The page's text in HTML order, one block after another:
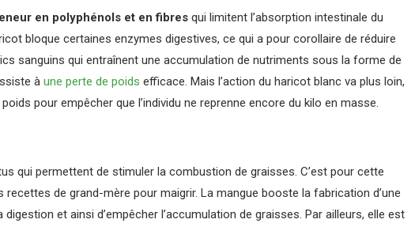
en polyphénols et en fibres qui limitent l’absorption intestinale du
bloque certaines enzymes digestives, ce qui a pour corollaire de réduire
sanguins qui entraînent une accumulation de nutriments sous la forme de
à une perte de poids efficace. Mais l’action du haricot blanc va plus loin,
pour empêcher que l’individu ne reprenne encore du kilo en masse.
qui permettent de stimuler la combustion de graisses. C’est pour cette
recettes de grand-mère pour maigrir. La mangue booste la fabrication d’une
et ainsi d’empêcher l’accumulation de graisses. Par ailleurs, elle est